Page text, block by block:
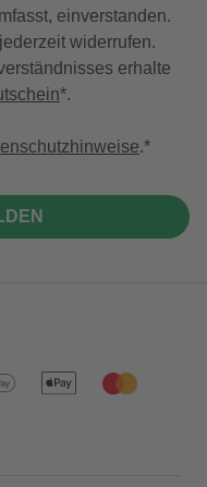
einverstanden.
widerrufen.
erhalte
*.
.